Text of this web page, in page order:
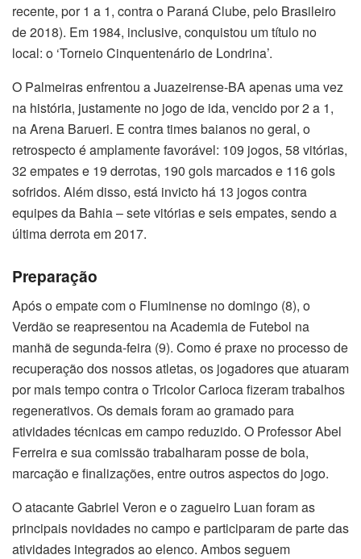
recente, por 1 a 1, contra o Paraná Clube, pelo Brasileiro
de 2018). Em 1984, inclusive, conquistou um título no
local: o ‘Torneio Cinquentenário de Londrina’.
O Palmeiras enfrentou a Juazeirense-BA apenas uma vez
na história, justamente no jogo de ida, vencido por 2 a 1,
na Arena Barueri. E contra times baianos no geral, o
retrospecto é amplamente favorável: 109 jogos, 58 vitórias,
32 empates e 19 derrotas, 190 gols marcados e 116 gols
sofridos. Além disso, está invicto há 13 jogos contra
equipes da Bahia – sete vitórias e seis empates, sendo a
última derrota em 2017.
Preparação
Após o empate com o Fluminense no domingo (8), o
Verdão se reapresentou na Academia de Futebol na
manhã de segunda-feira (9). Como é praxe no processo de
recuperação dos nossos atletas, os jogadores que atuaram
por mais tempo contra o Tricolor Carioca fizeram trabalhos
regenerativos. Os demais foram ao gramado para
atividades técnicas em campo reduzido. O Professor Abel
Ferreira e sua comissão trabalharam posse de bola,
marcação e finalizações, entre outros aspectos do jogo.
O atacante Gabriel Veron e o zagueiro Luan foram as
principais novidades no campo e participaram de parte das
atividades integrados ao elenco. Ambos seguem